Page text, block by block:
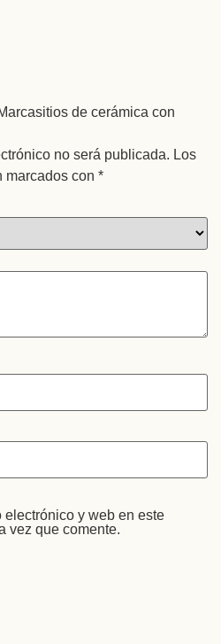
de cerámica con
no será publicada. Los
marcados con *
electrónico y web en este
vez que comente.